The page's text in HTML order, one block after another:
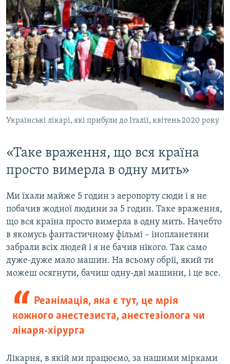
Українські лікарі, які прибули до Італії, квітень 2020 року
«Таке враження, що вся країна
просто вимерла в одну мить»
Ми їхали майже 5 годин з аеропорту сюди і я не
побачив жодної людини за 5 годин. Таке враження,
що вся країна просто вимерла в одну мить. Начебто
в якомусь фантастичному фільмі – інопланетяни
забрали всіх людей і я не бачив нікого. Так само
дуже-дуже мало машин. На всьому обрії, який ти
можеш осягнути, бачиш одну-дві машини, і це все.
Реанімація, яка є тут, це мрія
кожного анестезиста, анестезіолога чи
лікаря-хірурга
Лікарня, в якій ми працюємо, за нашими мірками